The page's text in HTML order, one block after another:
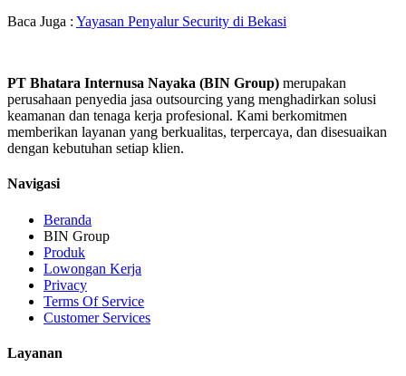
Baca Juga : Yayasan Penyalur Security di Bekasi
PT Bhatara Internusa Nayaka (BIN Group) merupakan
perusahaan penyedia jasa outsourcing yang menghadirkan solusi
keamanan dan tenaga kerja profesional. Kami berkomitmen
memberikan layanan yang berkualitas, terpercaya, dan disesuaikan
dengan kebutuhan setiap klien.
Navigasi
Beranda
BIN Group
Produk
Lowongan Kerja
Privacy
Terms Of Service
Customer Services
Layanan